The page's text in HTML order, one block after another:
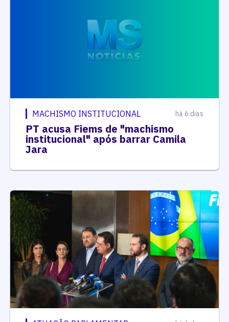
MACHISMO INSTITUCIONAL há 6 dias
PT acusa Fiems de "machismo
institucional" após barrar Camila
Jara